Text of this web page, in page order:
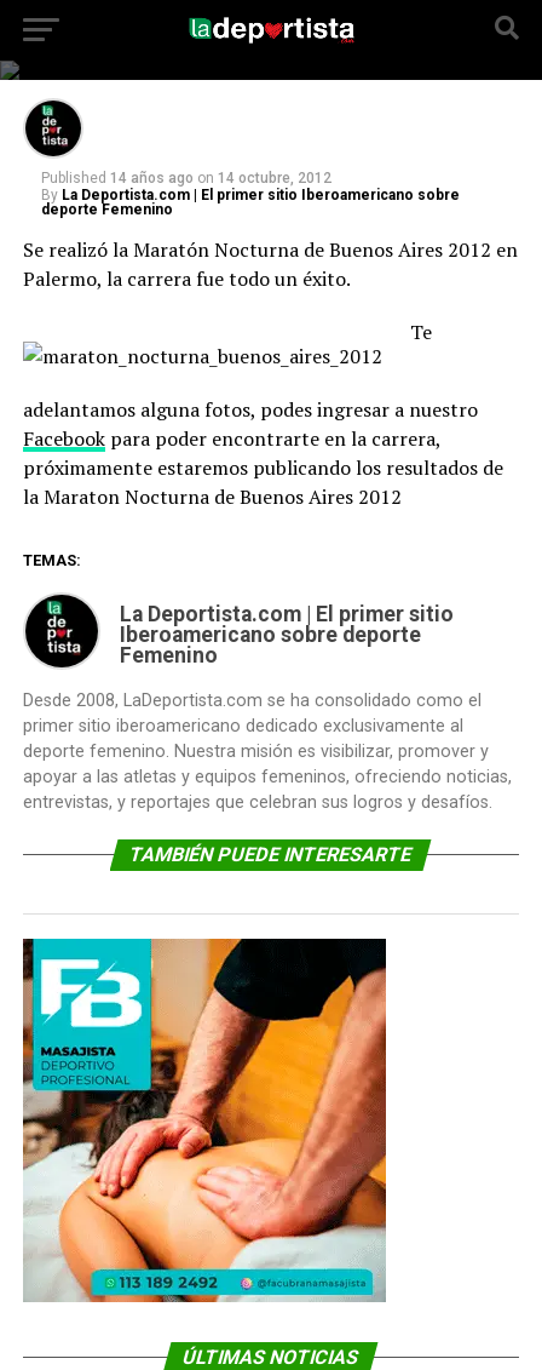
Maraton Nocturna Buenos
Aires 2012
Published 14 años ago on 14 octubre, 2012
By La Deportista.com | El primer sitio Iberoamericano sobre
deporte Femenino
Se realizó la Maratón Nocturna de Buenos Aires 2012 en
Palermo, la carrera fue todo un éxito.
Te
adelantamos alguna fotos, podes ingresar a nuestro
Facebookpara poder encontrarte en la carrera,
próximamente estaremos publicando los resultados de
la Maraton Nocturna de Buenos Aires 2012
TEMAS:
La Deportista.com | El primer sitio
Iberoamericano sobre deporte
Femenino
Desde 2008, LaDeportista.com se ha consolidado como el
primer sitio iberoamericano dedicado exclusivamente al
deporte femenino. Nuestra misión es visibilizar, promover y
apoyar a las atletas y equipos femeninos, ofreciendo noticias,
entrevistas, y reportajes que celebran sus logros y desafíos.
TAMBIÉN PUEDE INTERESARTE
ÚLTIMAS NOTICIAS